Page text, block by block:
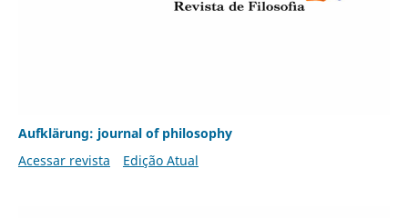
Aufklärung: journal of philosophy
Acessar revista
Edição Atual